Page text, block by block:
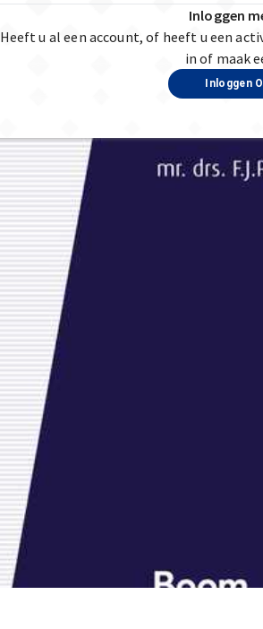
Inloggen
Heeft u al een account, of heeft u een
in of maak
Inloggen